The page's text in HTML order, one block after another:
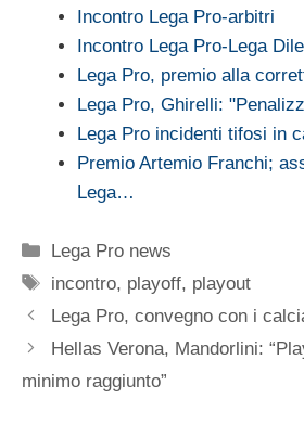
Incontro Lega Pro-arbitri
Incontro Lega Pro-Lega
Lega Pro, premio alla
Lega Pro, Ghirelli:
Lega Pro incidenti tifosi in
Premio Artemio Franchi;
Lega…
Categorie
Lega Pro news
Tag
incontro, playoff, playout
Lega Pro, convegno con i
Hellas Verona, Mandorlini:
minimo raggiunto”